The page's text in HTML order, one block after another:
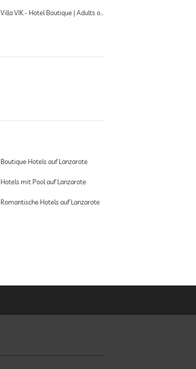
Villa VIK - Hotel Boutique | Adults only
Boutique Hotels auf Lanzarote
Hotels mit Pool auf Lanzarote
Romantische Hotels auf Lanzarote